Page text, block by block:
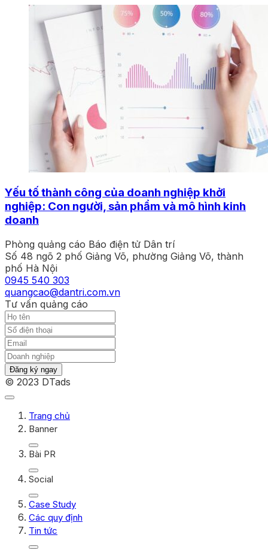
Yếu tố thành công của doanh nghiệp khởi
nghiệp: Con người, sản phẩm và mô hình kinh
doanh
Phòng quảng cáo Báo điện tử Dân trí
Số 48 ngõ 2 phố Giảng Võ, phường Giảng Võ, thành
phố Hà Nội
0945 540 303
quangcao@dantri.com.vn
Tư vấn quảng cáo
Đăng ký ngay
© 2023 DTads
Trang chủ
Banner
Bài PR
Social
Case Study
Các quy định
Tin tức